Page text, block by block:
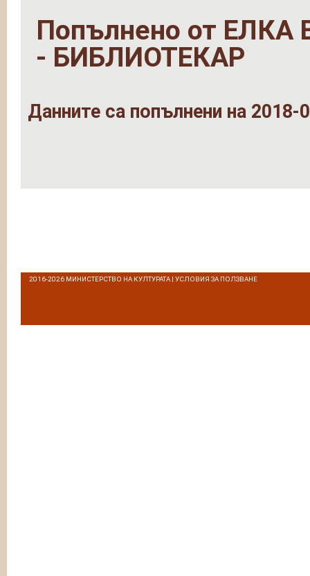
Попълнено от ЕЛКА
- БИБЛИОТЕКАР
Данните са попълнени на 2018-
2016-2026 МИНИСТЕРСТВО НА КУЛТУРАТА | УСЛОВИЯ ЗА ПОЛЗВАНЕ